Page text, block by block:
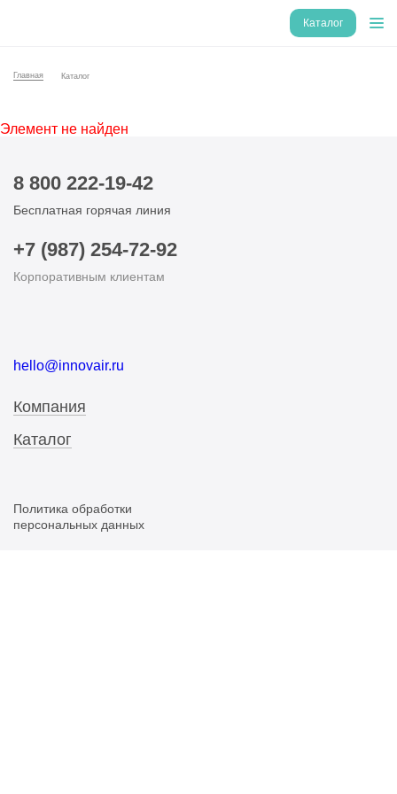
Каталог
Главная Каталог
Элемент не найден
8 800 222-19-42
Бесплатная горячая линия
+7 (987) 254-72-92
Корпоративным клиентам
hello@innovair.ru
Компания
Каталог
Политика обработки
персональных данных